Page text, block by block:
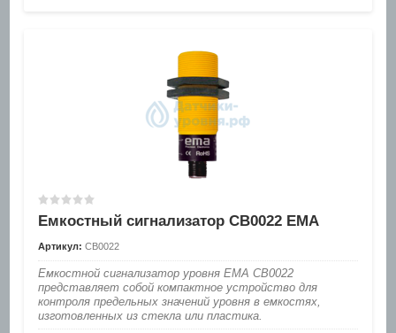
Емкостный сигнализатор CB0022 EMA
Артикул: CB0022
Емкостной сигнализатор уровня EMA CB0022
представляет собой компактное устройство для
контроля предельных значений уровня в емкостях,
изготовленных из стекла или пластика.